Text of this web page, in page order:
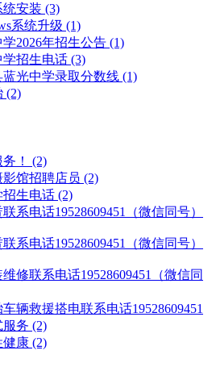
安装 (3)
系统升级 (1)
2026年招生公告 (1)
招生电话 (3)
蓝光中学录取分数线 (1)
(2)
！
(2)
馆招聘店员 (2)
招生电话 (2)
系电话19528609451（微信同号）
系电话19528609451（微信同号）
修联系电话19528609451（微信同
辆救援搭电联系电话19528609451
服务 (2)
健康 (2)